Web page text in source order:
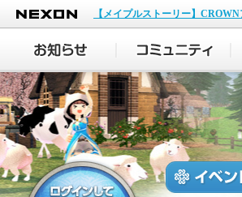
NEXON
【メイプルストーリー】